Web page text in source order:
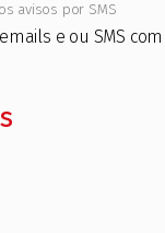
avisos por SMS
e ou SMS